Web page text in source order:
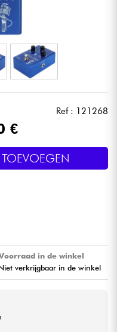
Ref : 121268
€
in de winkel
verkrijgbaar in de winkel